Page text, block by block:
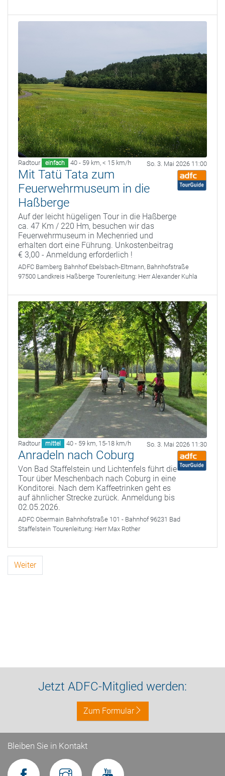
Radtour einfach 40 - 59 km, < 15 km/h So. 3. Mai 2026 11:00
Mit Tatü Tata zum
Feuerwehrmuseum in die
Haßberge
Auf der leicht hügeligen Tour in die Haßberge
ca. 47 Km / 220 Hm, besuchen wir das
Feuerwehrmuseum in Mechenried und
erhalten dort eine Führung. Unkostenbeitrag
€ 3,00 - Anmeldung erforderlich !
ADFC Bamberg Bahnhof Ebelsbach-Eltmann, Bahnhofstraße
97500 Landkreis Haßberge Tourenleitung: Herr Alexander Kuhla
Radtour mittel 40 - 59 km, 15-18 km/h So. 3. Mai 2026 11:30
Anradeln nach Coburg
Von Bad Staffelstein und Lichtenfels führt die
Tour über Meschenbach nach Coburg in eine
Konditorei. Nach dem Kaffeetrinken geht es
auf ähnlicher Strecke zurück. Anmeldung bis
02.05.2026.
ADFC Obermain Bahnhofstraße 101 - Bahnhof 96231 Bad
Staffelstein Tourenleitung: Herr Max Rother
Weiter
Jetzt ADFC-Mitglied werden:
Zum Formular
Bleiben Sie in Kontakt